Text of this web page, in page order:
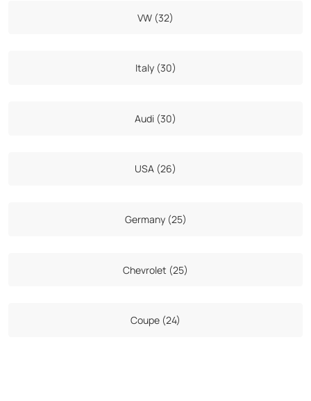
VW (32)
Italy (30)
Audi (30)
USA (26)
Germany (25)
Chevrolet (25)
Coupe (24)